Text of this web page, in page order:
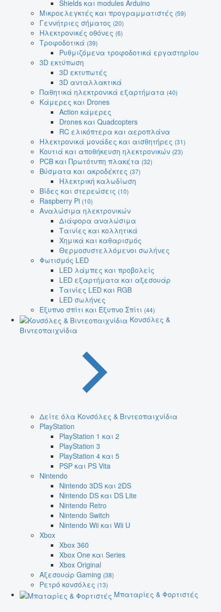
Shields και modules Arduino
Μικροελεγκτές και προγραμματιστές (59)
Γεννήτριες σήματος (20)
Ηλεκτρονικές οθόνες (6)
Τροφοδοτικά (39)
Ρυθμιζόμενα τροφοδοτικά εργαστηρίου
3D εκτύπωση
3D εκτυπωτές
3D ανταλλακτικά
Παθητικά ηλεκτρονικά εξαρτήματα (40)
Κάμερες και Drones
Action κάμερες
Drones και Quadcopters
RC ελικόπτερα και αεροπλάνα
Ηλεκτρονικά μονάδες και αισθητήρες (31)
Κουτιά και αποθήκευση ηλεκτρονικών (23)
PCB και Πρωτότυπη πλακέτα (32)
Βύσματα και ακροδέκτες (37)
Ηλεκτρική καλωδίωση
Βίδες και στερεώσεις (10)
Raspberry Pi (10)
Αναλώσιμα ηλεκτρονικών
Διάφορα αναλώσιμα
Ταινίες και κολλητικά
Χημικά και καθαρισμός
Θερμοσυστελλόμενοι σωλήνες
Φωτισμός LED
LED λάμπες και προβολείς
LED εξαρτήματα και αξεσουάρ
Ταινίες LED και RGB
LED σωλήνες
Έξυπνο σπίτι και Έξυπνο Σπίτι (44)
Κονσόλες &
Βιντεοπαιχνίδια
Δείτε όλα Κονσόλες & Βιντεοπαιχνίδια
PlayStation
PlayStation 1 και 2
PlayStation 3
PlayStation 4 και 5
PSP και PS Vita
Nintendo
Nintendo 3DS και 2DS
Nintendo DS και DS Lite
Nintendo Retro
Nintendo Switch
Nintendo Wii και Wii U
Xbox
Xbox 360
Xbox One και Series
Xbox Original
Αξεσουάρ Gaming (38)
Ρετρό κονσόλες (13)
Μπαταρίες & Φορτιστές